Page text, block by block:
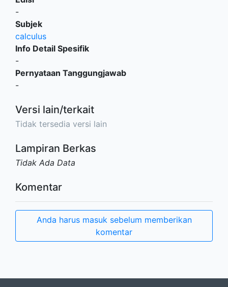
-
Subjek
calculus
Info Detail Spesifik
-
Pernyataan Tanggungjawab
-
Versi lain/terkait
Tidak tersedia versi lain
Lampiran Berkas
Tidak Ada Data
Komentar
Anda harus masuk sebelum memberikan
komentar